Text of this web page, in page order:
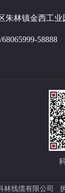
朱林镇金西工业
68065999-58888
林线缆有限公司